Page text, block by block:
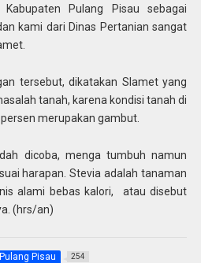
Pulang Pisau sebagai
kami dari Dinas Pertanian sangat
tersebut, dikatakan Slamet yang
tanah, karena kondisi tanah di
merupakan gambut.
dicoba, menga tumbuh namun
harapan. Stevia adalah tanaman
alami bebas kalori, atau disebut
(hrs/an)
Pulang Pisau 254